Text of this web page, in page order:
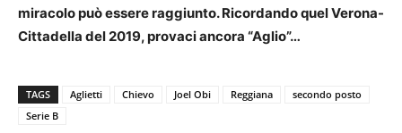
miracolo può essere raggiunto. Ricordando quel Verona-
Cittadella del 2019, provaci ancora “Aglio”…
TAGS Aglietti Chievo Joel Obi Reggiana
secondo posto
Serie B